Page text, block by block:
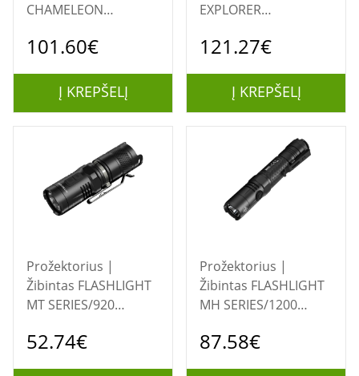
CHAMELEON
CI7 NITECORE
101.60€
Į KREPŠELĮ
EXPLORER
E4K NITECORE
121.27€
Į KREPŠELĮ
Prožektorius |
Žibintas FLASHLIGHT
MT SERIES/920
NITECORE
52.74€
Prožektorius |
Žibintas FLASHLIGHT
MH SERIES/1200
NITECORE
87.58€